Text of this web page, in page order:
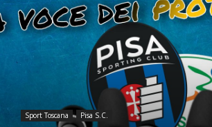
Sport Toscana Pisa S.C.